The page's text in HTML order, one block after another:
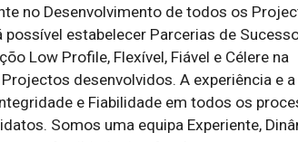
no Desenvolvimento de todos os
estabelecer Parcerias de
Low Profile, Flexível, Fiável e Célere na
desenvolvidos. A experiência e
e Fiabilidade em todos os
Somos uma equipa Experiente,